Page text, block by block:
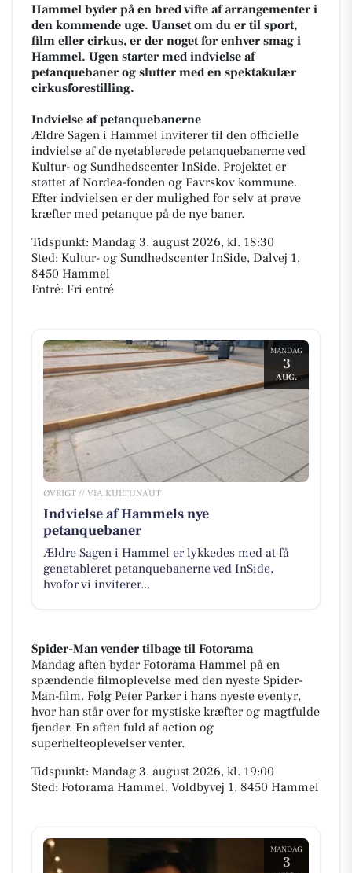
Hammel byder på en bred vifte af arrangementer i
den kommende uge. Uanset om du er til sport,
film eller cirkus, er der noget for enhver smag i
Hammel. Ugen starter med indvielse af
petanquebaner og slutter med en spektakulær
cirkusforestilling.
Indvielse af petanquebanerne
Ældre Sagen i Hammel inviterer til den officielle
indvielse af de nyetablerede petanquebanerne ved
Kultur- og Sundhedscenter InSide. Projektet er
støttet af Nordea-fonden og Favrskov kommune.
Efter indvielsen er der mulighed for selv at prøve
kræfter med petanque på de nye baner.
Tidspunkt: Mandag 3. august 2026, kl. 18:30
Sted: Kultur- og Sundhedscenter InSide, Dalvej 1,
8450 Hammel
Entré: Fri entré
MANDAG
3
AUG.
ØVRIGT // VIA KULTUNAUT
Indvielse af Hammels nye
petanquebaner
Ældre Sagen i Hammel er lykkedes med at få
genetableret petanquebanerne ved InSide,
hvofor vi inviterer...
Spider-Man vender tilbage til Fotorama
Mandag aften byder Fotorama Hammel på en
spændende filmoplevelse med den nyeste Spider-
Man-film. Følg Peter Parker i hans nyeste eventyr,
hvor han står over for mystiske kræfter og magtfulde
fjender. En aften fuld af action og
superhelteoplevelser venter.
Tidspunkt: Mandag 3. august 2026, kl. 19:00
Sted: Fotorama Hammel, Voldbyvej 1, 8450 Hammel
MANDAG
3